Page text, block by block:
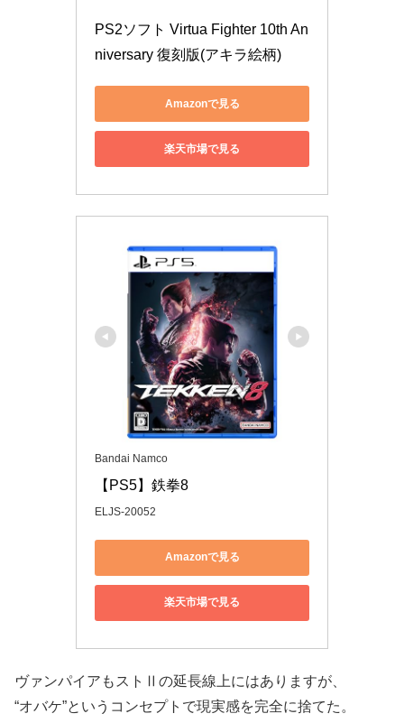
PS2ソフト Virtua Fighter 10th An
niversary 復刻版(アキラ絵柄)
Amazonで見る
楽天市場で見る
Bandai Namco
【PS5】鉄拳8
ELJS-20052
Amazonで見る
楽天市場で見る
ヴァンパイアもストⅡの延長線上にはありますが、
“オバケ”というコンセプトで現実感を完全に捨てた。